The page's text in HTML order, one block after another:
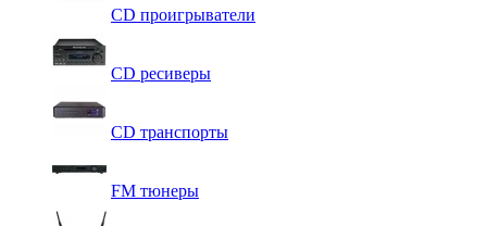
CD проигрыватели
CD ресиверы
CD транспорты
FM тюнеры